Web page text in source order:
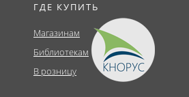
ГДЕ КУПИТЬ
Магазинам
Библиотекам
В розницу